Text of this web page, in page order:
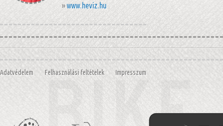
»www.heviz.hu
Adatvédelem Felhasználási feltételek Impresszum